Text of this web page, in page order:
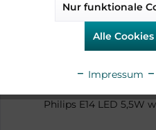
verfügbar
Philips E14 LED 5,5W
Nur funktionale
Alle
Impressum